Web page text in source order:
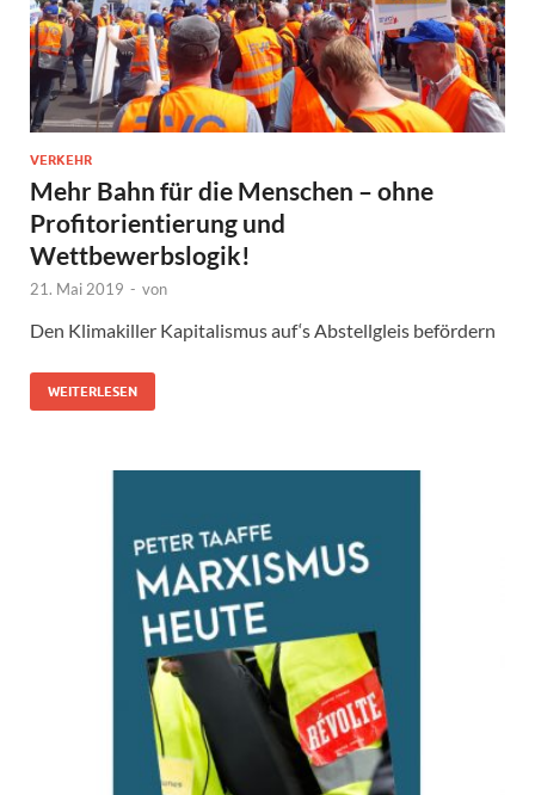
VERKEHR
Mehr Bahn für die Menschen – ohne
Profitorientierung und
Wettbewerbslogik!
21. Mai 2019 - von
Den Klimakiller Kapitalismus auf‘s Abstellgleis befördern
WEITERLESEN